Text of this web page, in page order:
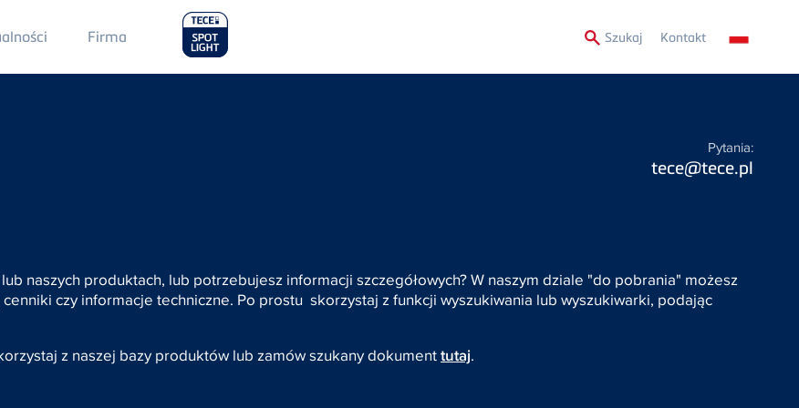
Main
Menu
2
Firma SzukajSecondary
Menu
Kontakt
Pytania:
tece@tece.pl
naszych produktach, lub potrzebujesz informacji szczegółowych? W naszym dziale "do pobrania" możesz
czy informacje techniczne. Po prostu skorzystaj z funkcji wyszukiwania lub wyszukiwarki, podając
z naszej bazy produktów lub zamów szukany dokumenttutaj.